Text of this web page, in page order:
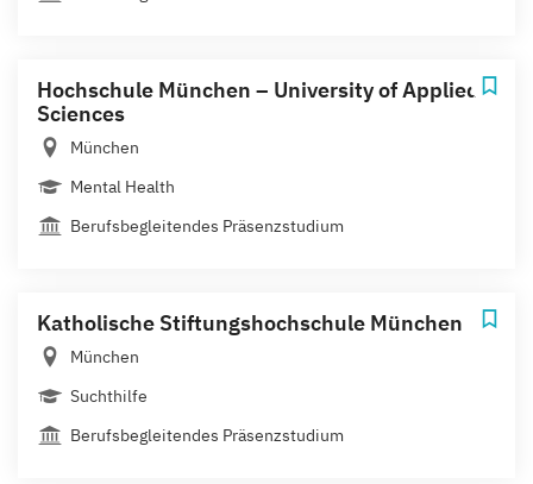
Hochschule München – University of Applied
Sciences
München
Mental Health
Berufsbegleitendes Präsenzstudium
Katholische Stiftungshochschule München
München
Suchthilfe
Berufsbegleitendes Präsenzstudium